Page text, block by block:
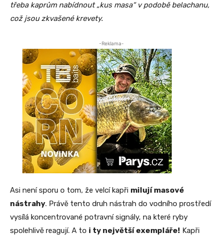
třeba kaprům nabídnout „kus masa“ v podobě belachanu,
což jsou zkvašené krevety.
-Reklama-
Asi není sporu o tom, že velcí kapři milují masové
nástrahy. Právě tento druh nástrah do vodního prostředí
vysílá koncentrované potravní signály, na které ryby
spolehlivě reagují. A to i ty největší exempláře! Kapři